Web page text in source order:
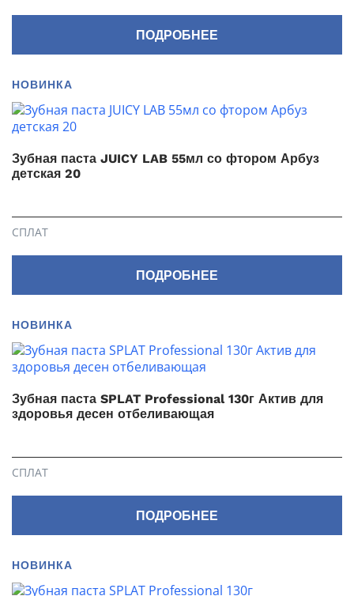
ПОДРОБНЕЕ
НОВИНКА
Зубная паста JUICY LAB 55мл со фтором Арбуз
детская 20
СПЛАТ
ПОДРОБНЕЕ
НОВИНКА
Зубная паста SPLAT Professional 130г Актив для
здоровья десен отбеливающая
СПЛАТ
ПОДРОБНЕЕ
НОВИНКА